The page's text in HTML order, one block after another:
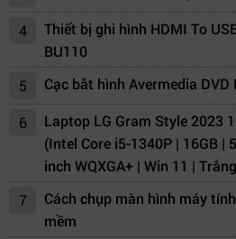
4
Thiết bị ghi hình HDMI To
BU110
5
Cạc bắt hình Avermedia DVD
6
Laptop LG Gram Style 2023
(Intel Core i5-1340P | 16GB |
inch WQXGA+ | Win 11 |
7
Cách chụp màn hình máy
mềm